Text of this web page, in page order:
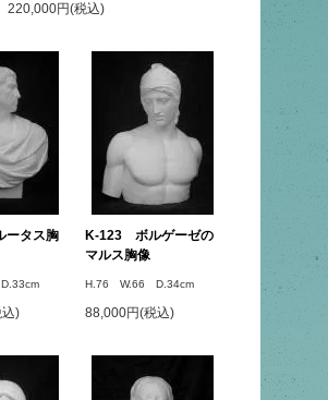
220,000円(税込)
タス胸
)
K-123 ボルゲーゼの
マルス胸像
H.76 W.66 D.34cm
88,000円(税込)